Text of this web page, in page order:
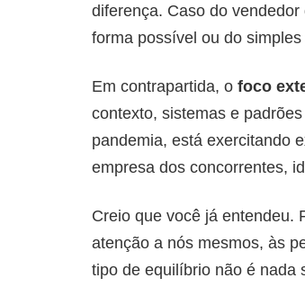
diferença. Caso do
forma possível ou do
Em contrapartida, o foco
contexto, sistemas e
pandemia, está exercitando
empresa dos concorrentes,
Creio que você já entendeu.
atenção a nós mesmos, às
tipo de equilíbrio não é nada